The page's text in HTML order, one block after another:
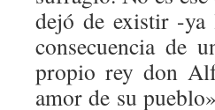
dejó de existir -
consecuencia de
propio rey don
amor de su